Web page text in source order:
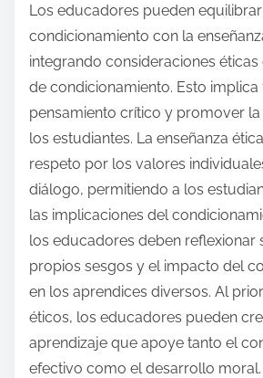
Los educadores pueden
condicionamiento con la
integrando consideraciones éticas
de condicionamiento. Esto implica
pensamiento crítico y promover
los estudiantes. La enseñanza
respeto por los valores
diálogo, permitiendo a los
las implicaciones del
los educadores deben reflexionar
propios sesgos y el impacto del
en los aprendices diversos. Al
éticos, los educadores pueden
aprendizaje que apoye tanto el
efectivo como el desarrollo moral.